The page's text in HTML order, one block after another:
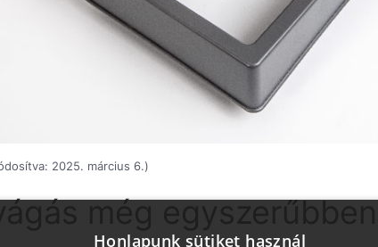
2025. március 6.)
még egyszerűbben
Honlapunk sütiket használ